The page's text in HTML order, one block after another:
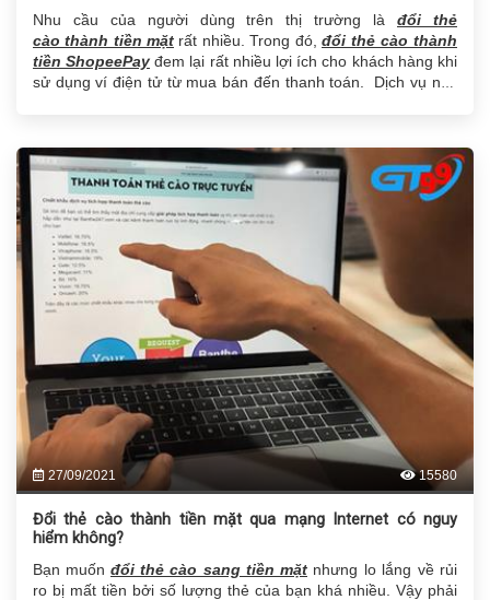
Nhu cầu của người dùng trên thị trường là đổi thẻ
cào thành tiền mặt rất nhiều. Trong đó, đổi thẻ cào thành
tiền ShopeePay đem lại rất nhiều lợi ích cho khách hàng khi
sử dụng ví điện tử từ mua bán đến thanh toán.
Dịch vụ này
phải đến các điểm nạp tiền, dù tài khoản ngân hàng của bạn
đang hết tiền và không thể nạp.
27/09/2021 15580
Đổi thẻ cào thành tiền mặt qua mạng Internet có nguy
hiểm không?
Bạn muốn đổi thẻ cào sang tiền mặt nhưng lo lắng về rủi
ro bị mất tiền bởi số lượng thẻ của bạn khá nhiều. Vậy phải